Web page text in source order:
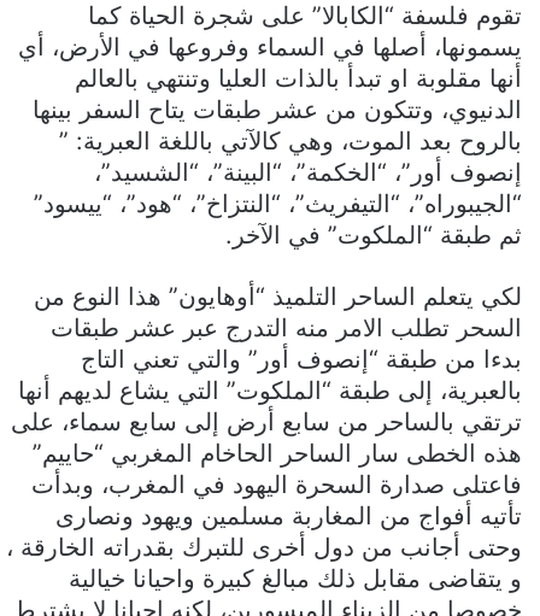
تقوم فلسفة “الكابالا” على شجرة الحياة كما
يسمونها، أصلها في السماء وفروعها في الأرض، أي
أنها مقلوبة او تبدأ بالذات العليا وتنتهي بالعالم
الدنيوي، وتتكون من عشر طبقات يتاح السفر بينها
بالروح بعد الموت، وهي كالآتي باللغة العبرية: ”
إنصوف أور”، “الخكمة”، “البينة”، “الشسيد”،
“الجيبوراه”، “التيفريث”، “النتزاخ”، “هود”، “ييسود”
ثم طبقة “الملكوت” في الآخر.
لكي يتعلم الساحر التلميذ “أوهايون” هذا النوع من
السحر تطلب الامر منه التدرج عبر عشر طبقات
بدءا من طبقة “إنصوف أور” والتي تعني التاج
بالعبرية، إلى طبقة “الملكوت” التي يشاع لديهم أنها
ترتقي بالساحر من سابع أرض إلى سابع سماء، على
هذه الخطى سار الساحر الحاخام المغربي “حاييم”
فاعتلى صدارة السحرة اليهود في المغرب، وبدأت
تأتيه أفواج من المغاربة مسلمين ويهود ونصارى
وحتى أجانب من دول أخرى للتبرك بقدراته الخارقة ،
و يتقاضى مقابل ذلك مبالغ كبيرة واحيانا خيالية